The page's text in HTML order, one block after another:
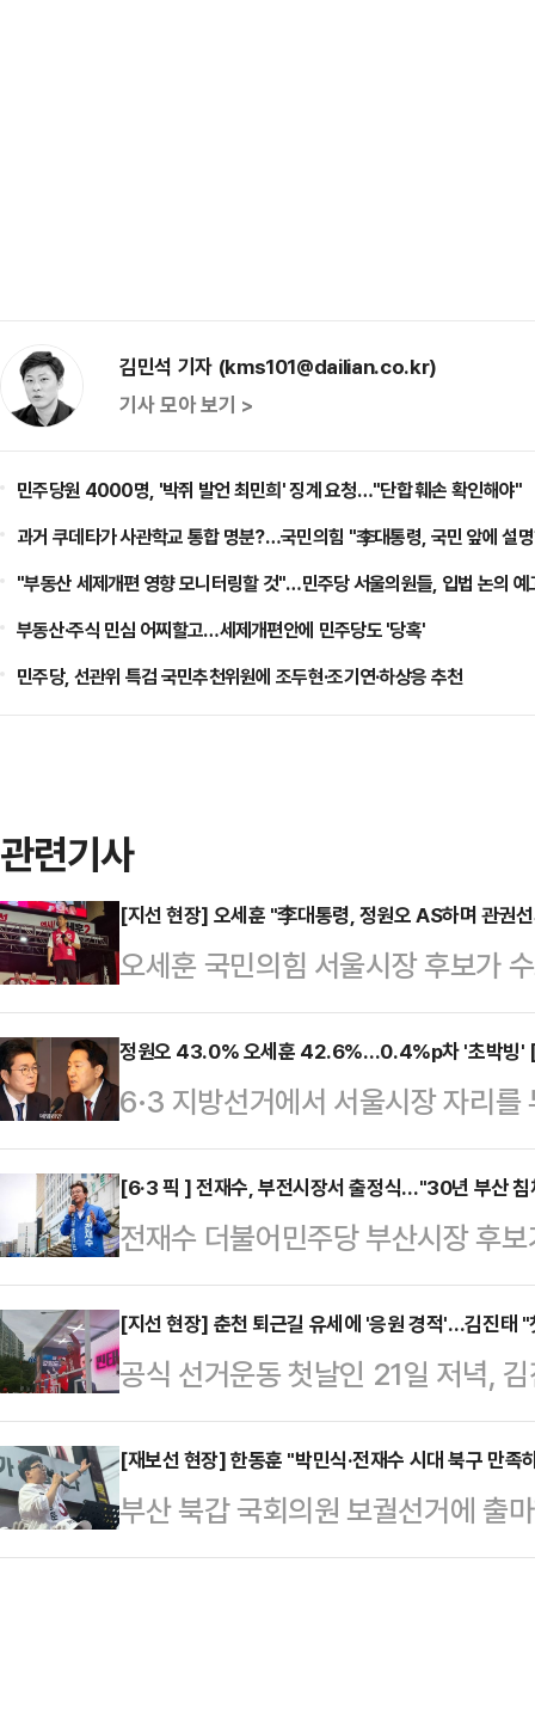
김민석 기자 (kms101@dailian.co.kr)
기사 모아 보기 >
민주당원 4000명, '박쥐 발언 최민희' 징계 요청…"단합 훼손 확인해야"
과거 쿠데타가 사관학교 통합 명분?…국민의힘 "李대통령, 국민 앞에 설
"부동산 세제개편 영향 모니터링할 것"…민주당 서울의원들, 입법 논의 예
부동산·주식 민심 어찌할고…세제개편안에 민주당도 '당혹'
민주당, 선관위 특검 국민추천위원에 조두현·조기연·하상응 추천
관련기사
[지선 현장] 오세훈 "李대통령, 정원오 AS하며 관권
오세훈 국민의힘 서울시장 후보가
사 현장의 철근 누락 사태에 대해
령의 발언을 '관건 선거'라고 비판
힘겨워하는 모습을 보면서 애프터
쩍 날 수 있도록 6월 3일 서울을 지
서울 청계광장에서 열린 캠프 출정
국토부 장관, 문화재청장, 국가유산
통령까지 철근 …
정원오 43.0% 오세훈 42.6%…0.4%p차 '초박빙' [
6·3 지방선거에서 서울시장 자리
민주당 후보와 오세훈 국민의힘 후
는 것으로 나타났다.조원씨앤아이
무선 100% ARS 방식으로 '서울시
보가 43.0%, 오세훈 후보는
0.4%p다.지역별로는 동북권(도봉·
에서 정 후보가 50.2%의 지지율
서 앞섰…
[6·3 픽 ] 전재수, 부전시장서 출정식…"30년 부산 침
전재수 더불어민주당 부산시장 후
출정식을 열고 "30년 침체 끝내고 '
다.전재수 후보는 21일 부산 부전
산'의 비전을 제시하며 전면적인 선
소로 택한 부전시장은 부산의 상권
껴지는 '부산 민생의 바로미터'다.이
지웅 상임선대위원장과 박주민 대
오뚝유세단장이 합류해 지원에…
[지선 현장] 춘천 퇴근길 유세에 '응원 경적'…김진태
공식 선거운동 첫날인 21일 저녁,
는 춘천 퇴계동 하이마트 사거리에
식으로 첫 유세를 시작한 김 후보는
춘천 표심 공략을 이어갔다.김 후
터 방문으로 공식 선거운동 첫 행보
[재보선 현장] 한동훈 "박민식·전재수 시대 북구 만
부산 북갑 국회의원 보궐선거에 출
원이었던 전재수 더불어민주당 현